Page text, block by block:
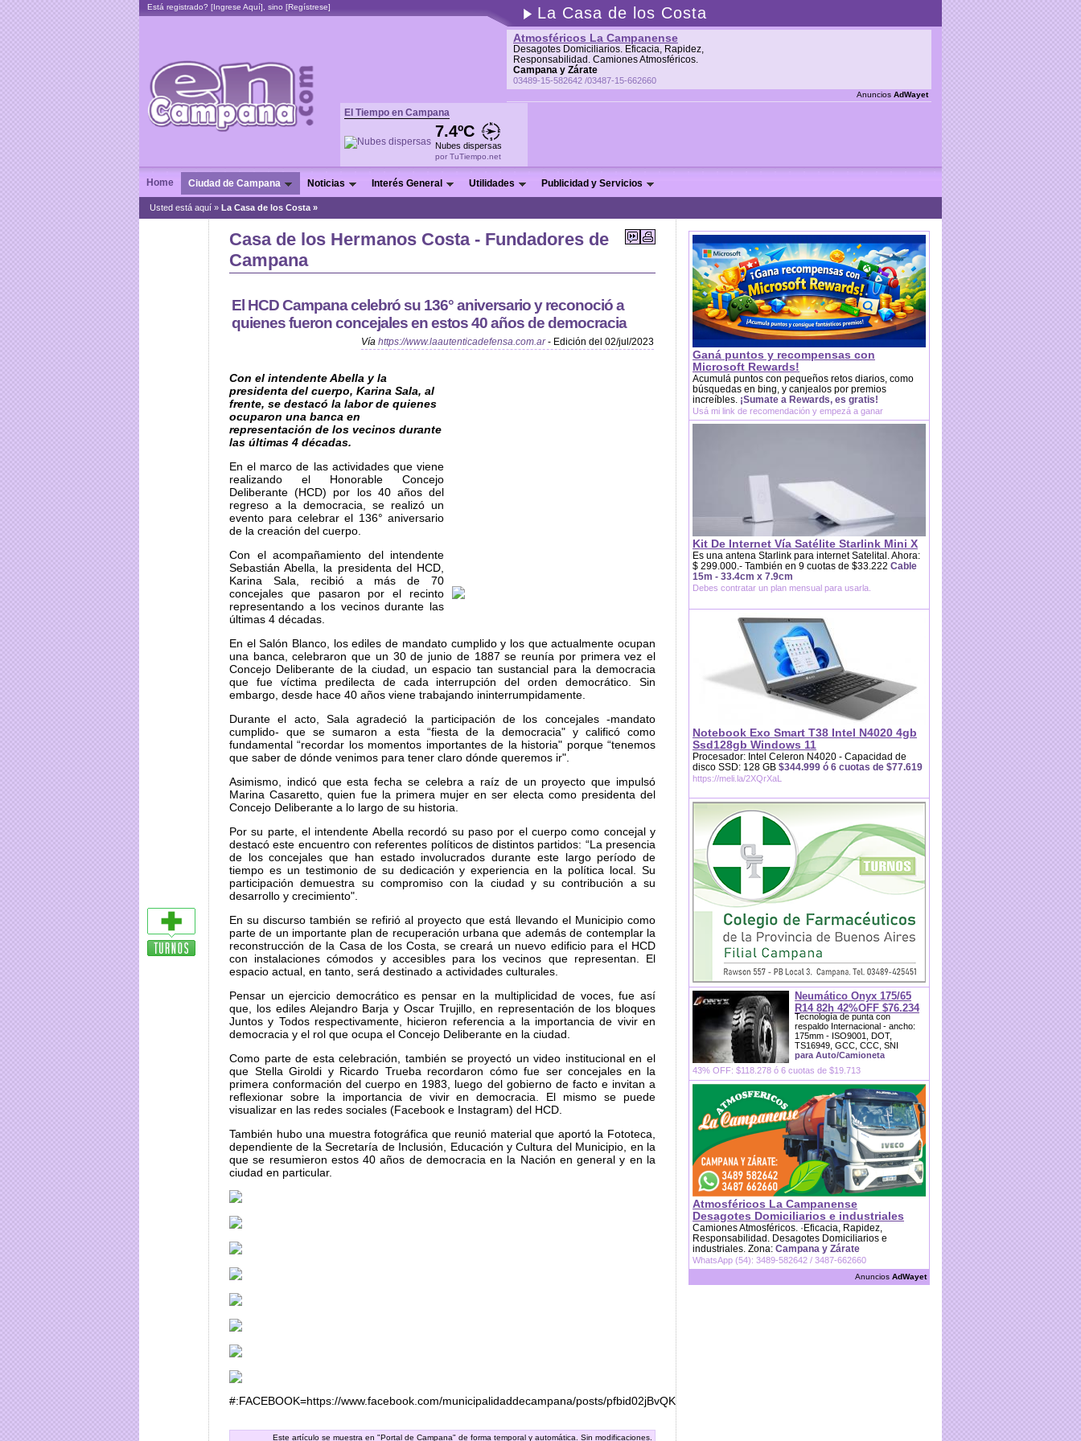
Está registrado? [Ingrese Aquí], sino [Regístrese] La Casa de los Costa
Atmosféricos La Campanense
Desagotes Domiciliarios. Eficacia, Rapidez,
Responsabilidad. Camiones Atmosféricos.
Campana y Zárate
03489-15-582642 /03487-15-662660
Anuncios AdWayet
El Tiempo en Campana
7.4ºC
Nubes dispersas
por TuTiempo.net
Home Ciudad de Campana Noticias Interés General Utilidades Publicidad y Servicios
Usted está aquí » La Casa de los Costa »
Casa de los Hermanos Costa - Fundadores de
Campana
El HCD Campana celebró su 136° aniversario y reconoció a
quienes fueron concejales en estos 40 años de democracia
Vía https://www.laautenticadefensa.com.ar- Edición del 02/jul/2023
Con el intendente Abella y la
presidenta del cuerpo, Karina Sala, al
frente, se destacó la labor de quienes
ocuparon una banca en
representación de los vecinos durante
las últimas 4 décadas.
En el marco de las actividades que viene
realizando el Honorable Concejo
Deliberante (HCD) por los 40 años del
regreso a la democracia, se realizó un
evento para celebrar el 136° aniversario
de la creación del cuerpo.
Con el acompañamiento del intendente
Sebastián Abella, la presidenta del HCD,
Karina Sala, recibió a más de 70
concejales que pasaron por el recinto
representando a los vecinos durante las
últimas 4 décadas.
En el Salón Blanco, los ediles de mandato cumplido y los que actualmente ocupan
una banca, celebraron que un 30 de junio de 1887 se reunía por primera vez el
Concejo Deliberante de la ciudad, un espacio tan sustancial para la democracia
que fue víctima predilecta de cada interrupción del orden democrático. Sin
embargo, desde hace 40 años viene trabajando ininterrumpidamente.
Durante el acto, Sala agradeció la participación de los concejales -mandato
cumplido- que se sumaron a esta “fiesta de la democracia" y calificó como
fundamental “recordar los momentos importantes de la historia" porque “tenemos
que saber de dónde venimos para tener claro dónde queremos ir".
Asimismo, indicó que esta fecha se celebra a raíz de un proyecto que impulsó
Marina Casaretto, quien fue la primera mujer en ser electa como presidenta del
Concejo Deliberante a lo largo de su historia.
Por su parte, el intendente Abella recordó su paso por el cuerpo como concejal y
destacó este encuentro con referentes políticos de distintos partidos: “La presencia
de los concejales que han estado involucrados durante este largo período de
tiempo es un testimonio de su dedicación y experiencia en la política local. Su
participación demuestra su compromiso con la ciudad y su contribución a su
desarrollo y crecimiento".
En su discurso también se refirió al proyecto que está llevando el Municipio como
parte de un importante plan de recuperación urbana que además de contemplar la
reconstrucción de la Casa de los Costa, se creará un nuevo edificio para el HCD
con instalaciones cómodos y accesibles para los vecinos que representan. El
espacio actual, en tanto, será destinado a actividades culturales.
Pensar un ejercicio democrático es pensar en la multiplicidad de voces, fue así
que, los ediles Alejandro Barja y Oscar Trujillo, en representación de los bloques
Juntos y Todos respectivamente, hicieron referencia a la importancia de vivir en
democracia y el rol que ocupa el Concejo Deliberante en la ciudad.
Como parte de esta celebración, también se proyectó un video institucional en el
que Stella Giroldi y Ricardo Trueba recordaron cómo fue ser concejales en la
primera conformación del cuerpo en 1983, luego del gobierno de facto e invitan a
reflexionar sobre la importancia de vivir en democracia. El mismo se puede
visualizar en las redes sociales (Facebook e Instagram) del HCD.
También hubo una muestra fotográfica que reunió material que aportó la Fototeca,
dependiente de la Secretaría de Inclusión, Educación y Cultura del Municipio, en la
que se resumieron estos 40 años de democracia en la Nación en general y en la
ciudad en particular.
#:FACEBOOK=https://www.facebook.com/municipalidaddecampana/posts/
Este artículo se muestra en "Portal de Campana" de forma temporal y automática. Sin modificaciones.
Ganá puntos y recompensas con
Microsoft Rewards!
Acumulá puntos con pequeños retos diarios, como
búsquedas en bing, y canjealos por premios
increíbles. ¡Sumate a Rewards, es gratis!
Usá mi link de recomendación y empezá a ganar
Kit De Internet Vía Satélite Starlink Mini X
Es una antena Starlink para internet Satelital. Ahora:
$ 299.000.- También en 9 cuotas de $33.222 Cable
15m - 33.4cm x 7.9cm
Debes contratar un plan mensual para usarla.
Notebook Exo Smart T38 Intel N4020 4gb
Ssd128gb Windows 11
Procesador: Intel Celeron N4020 - Capacidad de
disco SSD: 128 GB $344.999 ó 6 cuotas de $77.619
https://meli.la/2XQrXaL
Neumático Onyx 175/65
R14 82h 42%OFF $76.234
Tecnología de punta con
respaldo Internacional - ancho:
175mm - ISO9001, DOT,
TS16949, GCC, CCC, SNI
para Auto/Camioneta
43% OFF: $118.278 ó 6 cuotas de $19.713
Atmosféricos La Campanense
Desagotes Domiciliarios e industriales
Camiones Atmosféricos. ·Eficacia, Rapidez,
Responsabilidad. Desagotes Domiciliarios e
industriales. Zona: Campana y Zárate
WhatsApp (54): 3489-582642 / 3487-662660
Anuncios AdWayet